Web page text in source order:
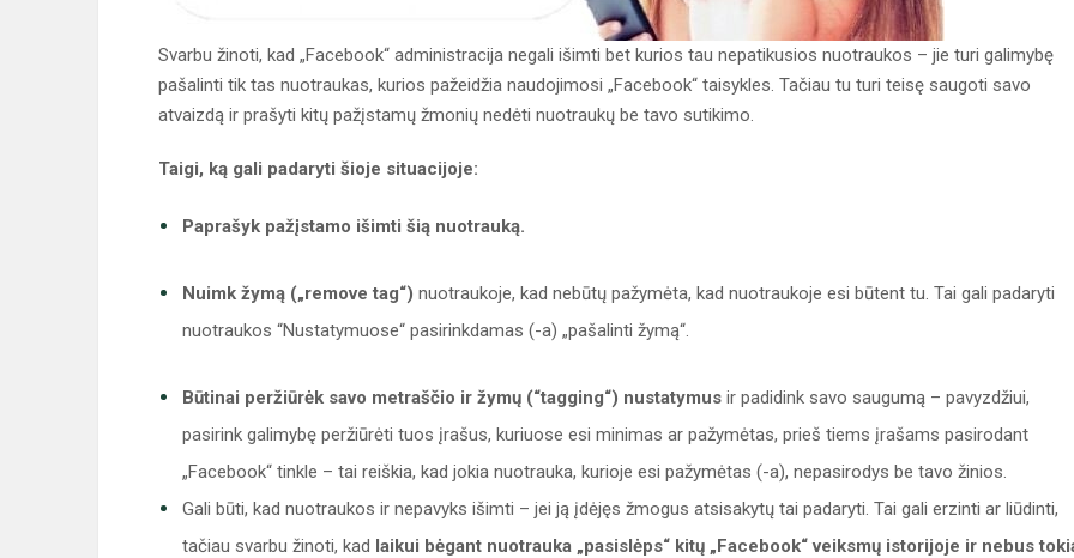
Svarbu žinoti, kad „Facebook“ administracija negali išimti bet kurios tau nepatikusios nuotraukos – jie turi galimybę
pašalinti tik tas nuotraukas, kurios pažeidžia naudojimosi „Facebook“ taisykles. Tačiau tu turi teisę saugoti savo
atvaizdą ir prašyti kitų pažįstamų žmonių nedėti nuotraukų be tavo sutikimo.
Taigi, ką gali padaryti šioje situacijoje:
Paprašyk pažįstamo išimti šią nuotrauką.
Nuimk žymą („remove tag“) nuotraukoje, kad nebūtų pažymėta, kad nuotraukoje esi būtent tu. Tai gali padaryti
nuotraukos “Nustatymuose“ pasirinkdamas (-a) „pašalinti žymą“.
Būtinai peržiūrėk savo metraščio ir žymų (“tagging“) nustatymus ir padidink savo saugumą – pavyzdžiui,
pasirink galimybę peržiūrėti tuos įrašus, kuriuose esi minimas ar pažymėtas, prieš tiems įrašams pasirodant
„Facebook“ tinkle – tai reiškia, kad jokia nuotrauka, kurioje esi pažymėtas (-a), nepasirodys be tavo žinios.
Gali būti, kad nuotraukos ir nepavyks išimti – jei ją įdėjęs žmogus atsisakytų tai padaryti. Tai gali erzinti ar liūdinti,
tačiau svarbu žinoti, kad laikui bėgant nuotrauka „pasislėps“ kitų „Facebook“ veiksmų istorijoje ir nebus